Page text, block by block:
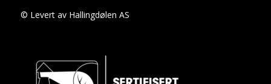
© Levert av Hallingdølen AS